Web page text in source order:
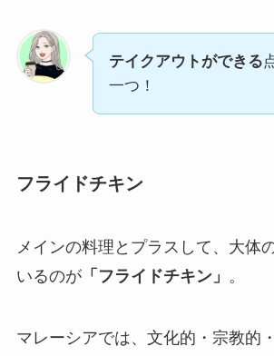
テイクアウトができる
一つ！
フライドチキン
メインの料理とプラスして、大体
いるのが「フライドチキン」 。
マレーシアでは、文化的・宗教的